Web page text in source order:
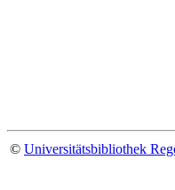
© Universitätsbibliothek